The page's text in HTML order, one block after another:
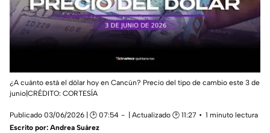
¿A cuánto está el dólar hoy en Cancún? Precio del tipo de cambio este 3 de
junio|CRÉDITO: CORTESÍA
Publicado 03/06/2026 | 🕑 07:54 | Actualizado 🕑 11:27
1 minuto lectura
Escrito por: Andrea Suárez